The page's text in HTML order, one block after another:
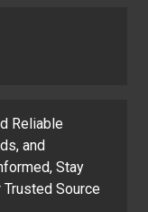
Reliable
and
Stay
Source